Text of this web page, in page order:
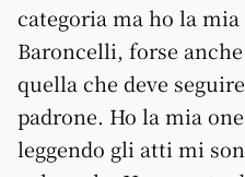
categoria ma ho la
Baroncelli, forse
quella che deve
padrone. Ho la mia
leggendo gli atti mi